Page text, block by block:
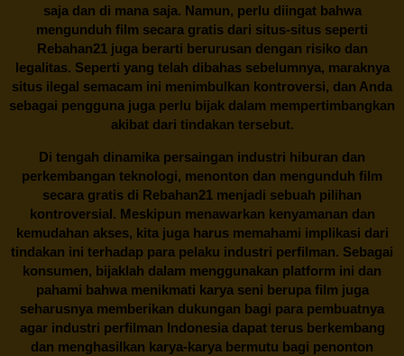
saja dan di mana saja. Namun, perlu diingat bahwa
mengunduh film secara gratis dari situs-situs seperti
Rebahan21 juga berarti berurusan dengan risiko dan
legalitas. Seperti yang telah dibahas sebelumnya, maraknya
situs ilegal semacam ini menimbulkan kontroversi, dan Anda
sebagai pengguna juga perlu bijak dalam mempertimbangkan
akibat dari tindakan tersebut.
Di tengah dinamika persaingan industri hiburan dan
perkembangan teknologi, menonton dan mengunduh film
secara gratis di Rebahan21 menjadi sebuah pilihan
kontroversial. Meskipun menawarkan kenyamanan dan
kemudahan akses, kita juga harus memahami implikasi dari
tindakan ini terhadap para pelaku industri perfilman. Sebagai
konsumen, bijaklah dalam menggunakan platform ini dan
pahami bahwa menikmati karya seni berupa film juga
seharusnya memberikan dukungan bagi para pembuatnya
agar industri perfilman Indonesia dapat terus berkembang
dan menghasilkan karya-karya bermutu bagi penonton